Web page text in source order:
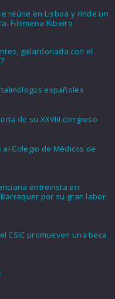
reúne en Lisboa y rinde un
Filomena Ribeiro
galardonada con el
españoles
de su XXVIII congreso
Colegio de Médicos de
entrevista en
Barraquer por su gran labor
CSIC promueven una beca